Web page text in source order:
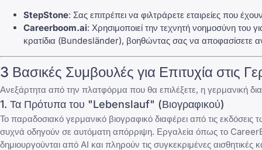
StepStone: Σας επιτρέπει να φιλτράρετε εταιρείες που
Careerboom.ai: Χρησιμοποιεί την τεχνητή νοημοσύνη του
κρατίδια (Bundesländer), βοηθώντας σας να αποφασίσετε
3 Βασικές Συμβουλές για Επιτυχία στις
Ανεξάρτητα από την πλατφόρμα που θα επιλέξετε, η γερμανική
1. Τα Πρότυπα του "Lebenslauf" (Βιογραφικού)
Το παραδοσιακό γερμανικό βιογραφικό διαφέρει από τις
συχνά οδηγούν σε αυτόματη απόρριψη. Εργαλεία όπως το
δημιουργούνται από AI και πληρούν τις συγκεκριμένες